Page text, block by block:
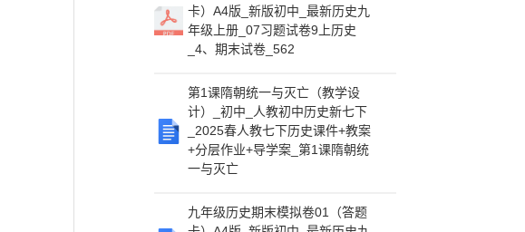
卡）A4版_新版初中_最新历史九
年级上册_07习题试卷9上历史
_4、期末试卷_562
第1课隋朝统一与灭亡（教学设
计）_初中_人教初中历史新七下
_2025春人教七下历史课件+教案
+分层作业+导学案_第1课隋朝统
一与灭亡
九年级历史期末模拟卷01（答题